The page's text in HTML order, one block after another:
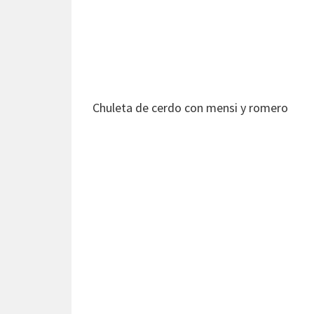
Chuleta de cerdo con mensi y romero